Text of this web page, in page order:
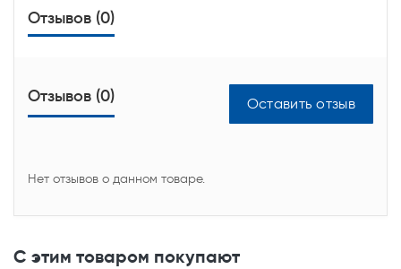
Отзывов (0)
Отзывов (0) Оставить отзыв
Нет отзывов о данном товаре.
С этим товаром покупают